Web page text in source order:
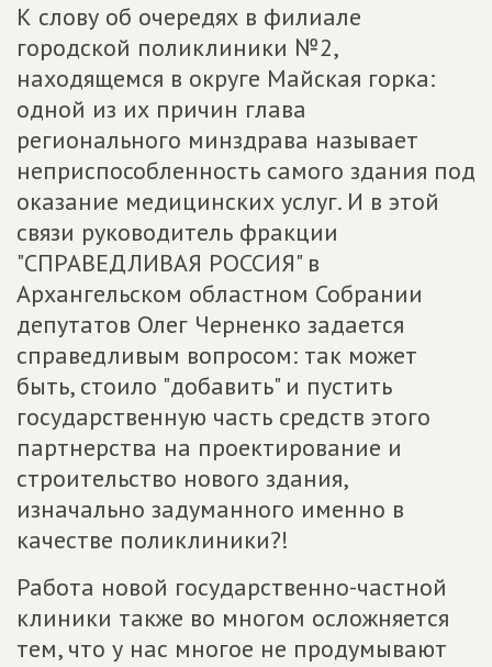
К слову об очередях в филиале
городской поликлиники №2,
находящемся в округе Майская горка:
одной из их причин глава
регионального минздрава называет
неприспособленность самого здания под
оказание медицинских услуг. И в этой
связи руководитель фракции
"СПРАВЕДЛИВАЯ РОССИЯ" в
Архангельском областном Собрании
депутатов Олег Черненко задается
справедливым вопросом: так может
быть, стоило "добавить" и пустить
государственную часть средств этого
партнерства на проектирование и
строительство нового здания,
изначально задуманного именно в
качестве поликлиники?!
Работа новой государственно-частной
клиники также во многом осложняется
тем, что у нас многое не продумывают